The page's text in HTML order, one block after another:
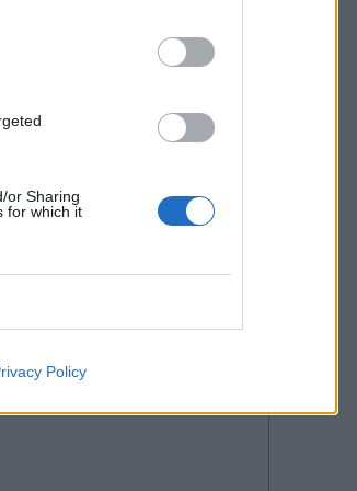
or Sharing
for which it
Policy
NEWSROOM
μανιτάρια και